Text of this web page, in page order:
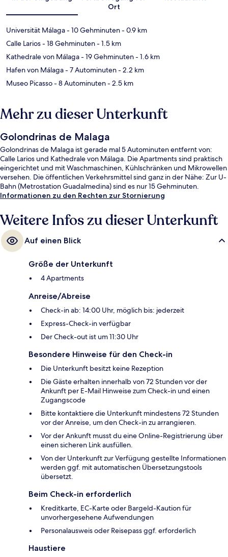
Ort
Universität Málaga- 10 Gehminuten- 0.9 km
Calle Larios- 18 Gehminuten- 1.5 km
Kathedrale von Málaga- 19 Gehminuten- 1.6 km
Hafen von Málaga- 7 Autominuten- 2.2 km
Museo Picasso- 8 Autominuten- 2.5 km
Mehr zu dieser Unterkunft
Golondrinas de Malaga
Golondrinas de Malaga ist gerade mal 5 Autominuten entfernt von:
Calle Larios und Kathedrale von Málaga. Die Apartments sind praktisch
eingerichtet und mit Waschmaschinen, Kühlschränken und Mikrowellen
versehen. Die öffentlichen Verkehrsmittel sind ganz in der Nähe: Zur U-
Bahn (Metrostation Guadalmedina) sind es nur 15 Gehminuten.
Informationen zu den Rechten zur Stornierung
Weitere Infos zu dieser Unterkunft
Auf einen Blick
Größe der Unterkunft
4 Apartments
Anreise/Abreise
Check-in ab: 14:00 Uhr, möglich bis: jederzeit
Express-Check-in verfügbar
Der Check-out ist um 11:30 Uhr
Besondere Hinweise für den Check-in
Die Unterkunft besitzt keine Rezeption
Die Gäste erhalten innerhalb von 72 Stunden vor der
Ankunft per E-Mail Hinweise zum Check-in und einen
Zugangscode
Bitte kontaktiere die Unterkunft mindestens 72 Stunden
vor der Anreise, um den Check-in zu arrangieren.
Vor der Ankunft musst du eine Online-Registrierung über
einen sicheren Link ausfüllen.
Von der Unterkunft zur Verfügung gestellte Informationen
werden ggf. mit automatischen Übersetzungstools
übersetzt.
Beim Check-in erforderlich
Kreditkarte, EC-Karte oder Bargeld-Kaution für
unvorhergesehene Aufwendungen
Personalausweis oder Reisepass ggf. erforderlich
Haustiere